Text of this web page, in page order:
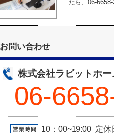
たら、06-
お問い合わせ
株式会社ラビットホー
06-
10：00~19:00 定休